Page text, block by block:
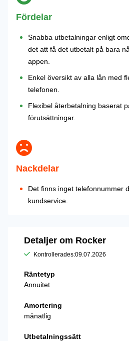
Fördelar
Snabba utbetalningar enligt
det att få det utbetalt på bara
appen.
Enkel översikt av alla lån med
telefonen.
Flexibel återbetalning baserat
förutsättningar.
Nackdelar
Det finns inget telefonnummer
kundservice.
Detaljer om Rocker
Kontrollerades:09.07.2026
Räntetyp
Annuitet
Amortering
månatlig
Utbetalningssätt